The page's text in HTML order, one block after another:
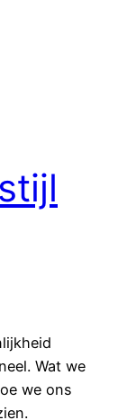
Wat we
we ons